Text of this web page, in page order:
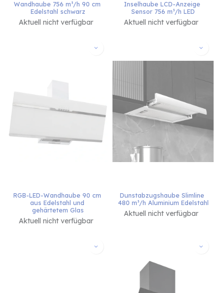
Wandhaube 756 m³/h 90 cm
Edelstahl schwarz
Aktuell nicht verfügbar
Inselhaube LCD-Anzeige
Sensor 756 m³/h LED
Aktuell nicht verfügbar
RGB-LED-Wandhaube 90 cm
aus Edelstahl und
gehärtetem Glas
Aktuell nicht verfügbar
Dunstabzugshaube Slimline
480 m³/h Aluminium Edelstahl
Aktuell nicht verfügbar